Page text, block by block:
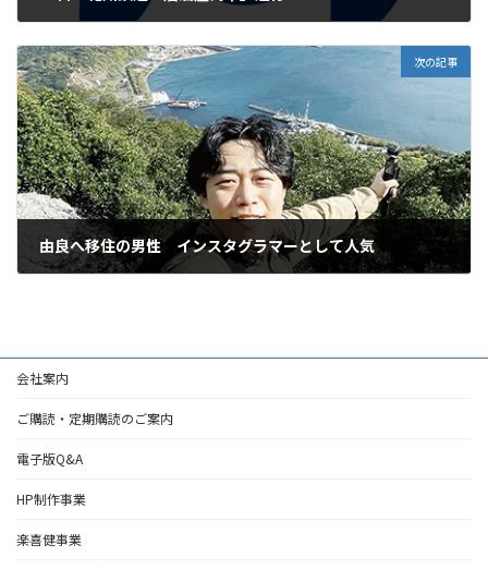
次の記事
由良へ移住の男性 インスタグラマーとして人気
会社案内
ご購読・定期購読のご案内
電子版Q&A
HP制作事業
楽喜健事業